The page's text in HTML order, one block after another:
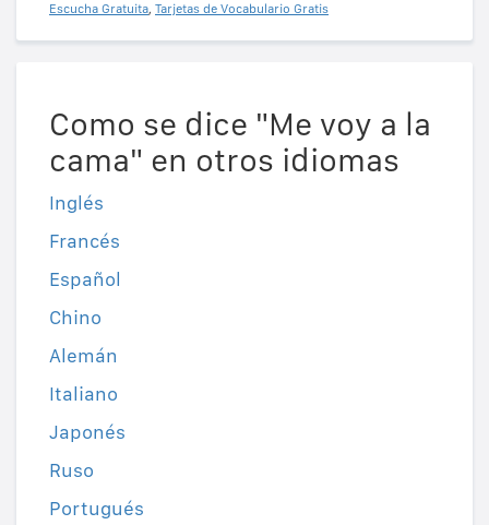
Escucha Gratuita, Tarjetas de Vocabulario Gratis
Como se dice "Me voy a la
cama" en otros idiomas
Inglés
Francés
Español
Chino
Alemán
Italiano
Japonés
Ruso
Portugués